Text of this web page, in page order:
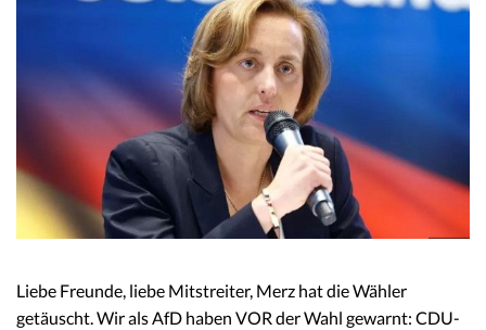
Liebe Freunde, liebe Mitstreiter, Merz hat die Wähler
getäuscht. Wir als AfD haben VOR der Wahl gewarnt: CDU-